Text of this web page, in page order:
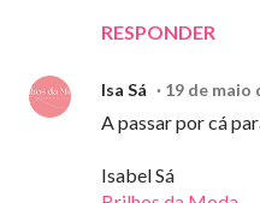
RESPONDER
Isa Sá 19 de maio
A passar por cá
Isabel Sá